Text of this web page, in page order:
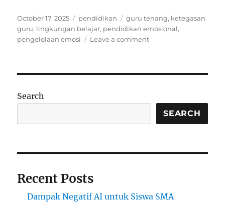
Posted
on
October 17, 2025 Categories
pendidikan Tags
guru tenang, ketegasan
guru, lingkungan belajar, pendidikan emosional,
pengelolaan emosi
Leave a commenton
Sebelum
Mengajar
dengan
Search
SEARCH
Recent Posts
Dampak Negatif AI untuk Siswa SMA